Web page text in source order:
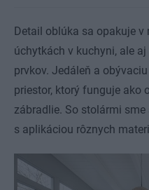
Detail oblúka sa opakuje v
úchytkách v kuchyni, ale
prvkov. Jedáleň a
priestor, ktorý funguje ako
zábradlie. So stolármi
s aplikáciou rôznych